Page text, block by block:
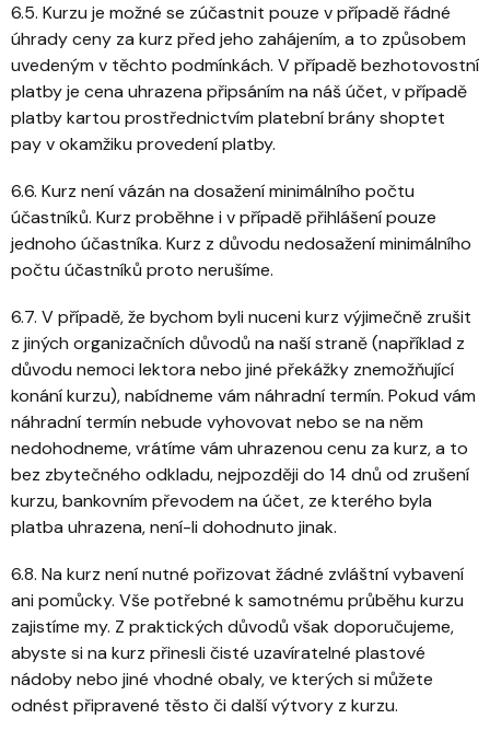
6.5. Kurzu je možné se zúčastnit pouze v případě řádné
úhrady ceny za kurz před jeho zahájením, a to způsobem
uvedeným v těchto podmínkách. V případě bezhotovostní
platby je cena uhrazena připsáním na náš účet, v případě
platby kartou prostřednictvím platební brány shoptet
pay v okamžiku provedení platby.
6.6. Kurz není vázán na dosažení minimálního počtu
účastníků. Kurz proběhne i v případě přihlášení pouze
jednoho účastníka. Kurz z důvodu nedosažení minimálního
počtu účastníků proto nerušíme.
6.7. V případě, že bychom byli nuceni kurz výjimečně zrušit
z jiných organizačních důvodů na naší straně (například z
důvodu nemoci lektora nebo jiné překážky znemožňující
konání kurzu), nabídneme vám náhradní termín. Pokud vám
náhradní termín nebude vyhovovat nebo se na něm
nedohodneme, vrátíme vám uhrazenou cenu za kurz, a to
bez zbytečného odkladu, nejpozději do 14 dnů od zrušení
kurzu, bankovním převodem na účet, ze kterého byla
platba uhrazena, není-li dohodnuto jinak.
6.8. Na kurz není nutné pořizovat žádné zvláštní vybavení
ani pomůcky. Vše potřebné k samotnému průběhu kurzu
zajistíme my. Z praktických důvodů však doporučujeme,
abyste si na kurz přinesli čisté uzavíratelné plastové
nádoby nebo jiné vhodné obaly, ve kterých si můžete
odnést připravené těsto či další výtvory z kurzu.